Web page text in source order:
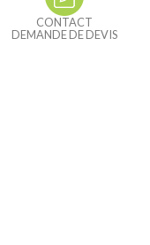
CONTACT
DEMANDE DE DEVIS